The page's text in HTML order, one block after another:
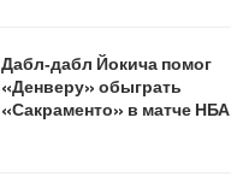
Дабл‑дабл Йокича помог
«Денверу» обыграть
«Сакраменто» в матче НБА